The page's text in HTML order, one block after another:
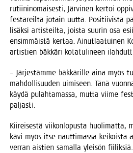
rutii­nin­omai­ses­ti, Jär­vi­nen ker­toi
fes­ta­reil­ta jotain uut­ta. Posi­tii­vis­ta
lisäk­si artis­teil­ta, jois­ta suu­rin osa
ensim­mäis­tä ker­taa. Ainut­laa­tui­nen
artis­tien bäk­kä­ri kota­tu­li­neen
– Jär­jes­täm­me bäk­kä­ril­le aina myös
mah­dol­li­suu­den uimi­seen. Tänä
käy­dä pulah­ta­mas­sa, mut­ta vii­me
paljasti.
Kii­rei­ses­tä vii­kon­lo­pus­ta huo­li­mat­ta,
kävi myös itse naut­ti­mas­sa kei­kois­ta
ver­ran ais­tien samal­la ylei­sön